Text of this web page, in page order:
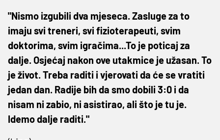
"Nismo izgubili dva mjeseca. Zasluge za to
imaju svi treneri, svi fizioterapeuti, svim
doktorima, svim igračima...To je poticaj za
dalje. Osjećaj nakon ove utakmice je užasan. To
je život. Treba raditi i vjerovati da će se vratiti
jedan dan. Radije bih da smo dobili 3:0 i da
nisam ni zabio, ni asistirao, ali što je tu je.
Idemo dalje raditi."